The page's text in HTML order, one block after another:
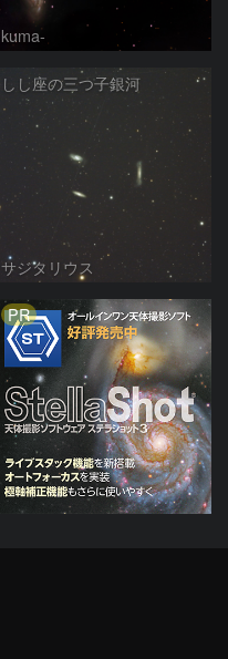
kuma-
しし座の三つ子銀河
サジタリウス
PR